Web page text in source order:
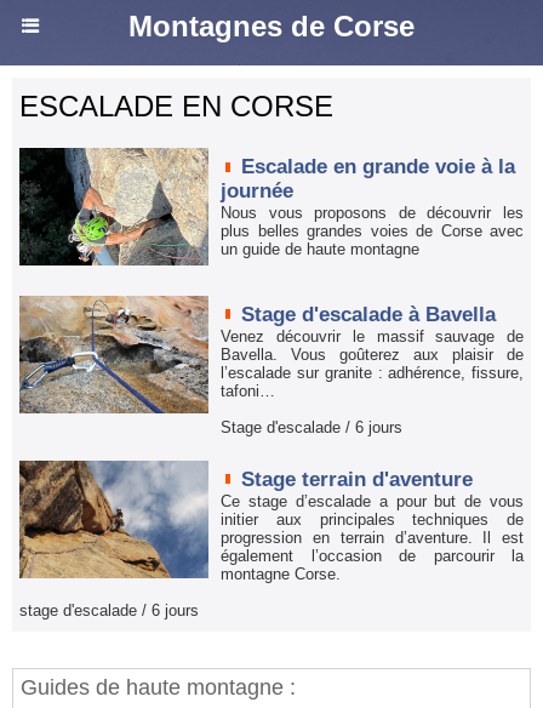
Montagnes de Corse
Guides de haute montagne :
ESCALADE EN CORSE
Escalade en grande voie à la
journée
Nous vous proposons de découvrir les
plus belles grandes voies de Corse avec
un guide de haute montagne
Stage d'escalade à Bavella
Venez découvrir le massif sauvage de
Bavella. Vous goûterez aux plaisir de
l’escalade sur granite : adhérence, fissure,
tafoni…
Stage d'escalade / 6 jours
Stage terrain d'aventure
Ce stage d’escalade a pour but de vous
initier aux principales techniques de
progression en terrain d’aventure. Il est
également l’occasion de parcourir la
montagne Corse.
stage d'escalade / 6 jours